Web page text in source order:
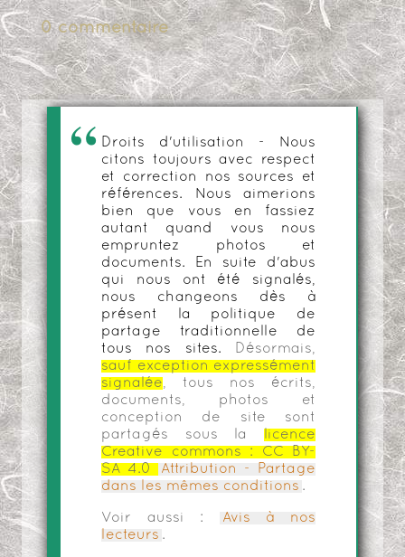
0 commentaire
Droits d'utilisation - Nous
citons toujours avec respect
et correction nos sources et
références. Nous aimerions
bien que vous en fassiez
autant quand vous nous
empruntez photos et
documents. En suite d'abus
qui nous ont été signalés,
nous changeons dès à
présent la politique de
partage traditionnelle de
tous nos sites.
Désormais,
sauf exception expressément
signalée, tous nos écrits,
documents, photos et
conception de site sont
partagés sous la
licence
Creative commons :
CC BY-
SA 4.0
Attribution - Partage
dans les mêmes conditions .
Voir aussi :
Avis à nos
lecteurs .